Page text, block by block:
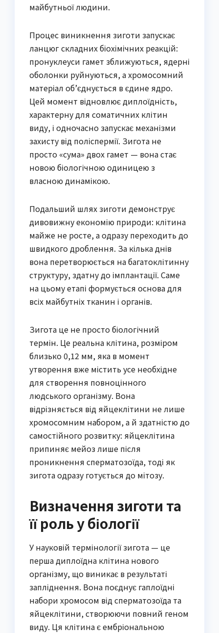
майбутньої людини.
Процес виникнення зиготи запускає
ланцюг складних біохімічних реакцій:
пронуклеуси гамет зближуються, ядерні
оболонки руйнуються, а хромосомний
матеріал об’єднується в єдине ядро.
Цей момент відновлює диплоїдність,
характерну для соматичних клітин
виду, і одночасно запускає механізми
захисту від поліспермії. Зигота не
просто «сума» двох гамет — вона стає
новою біологічною одиницею з
власною динамікою.
Подальший шлях зиготи демонструє
дивовижну економію природи: клітина
майже не росте, а одразу переходить до
швидкого дроблення. За кілька днів
вона перетворюється на багатоклітинну
структуру, здатну до імплантації. Саме
на цьому етапі формується основа для
всіх майбутніх тканин і органів.
Зигота це не просто біологічний
термін. Це реальна клітина, розміром
близько 0,12 мм, яка в момент
утворення вже містить усе необхідне
для створення повноцінного
людського організму. Вона
відрізняється від яйцеклітини не лише
хромосомним набором, а й здатністю до
самостійного розвитку: яйцеклітина
припиняє мейоз лише після
проникнення сперматозоїда, тоді як
зигота одразу готується до мітозу.
Визначення зиготи та
її роль у біології
У науковій термінології зигота — це
перша диплоїдна клітина нового
організму, що виникає в результаті
запліднення. Вона поєднує гаплоїдні
набори хромосом від сперматозоїда та
яйцеклітини, створюючи повний геном
виду. Ця клітина є ембріональною